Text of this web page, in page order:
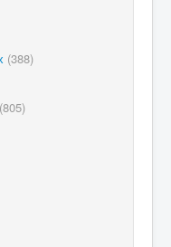
(388)
(805)